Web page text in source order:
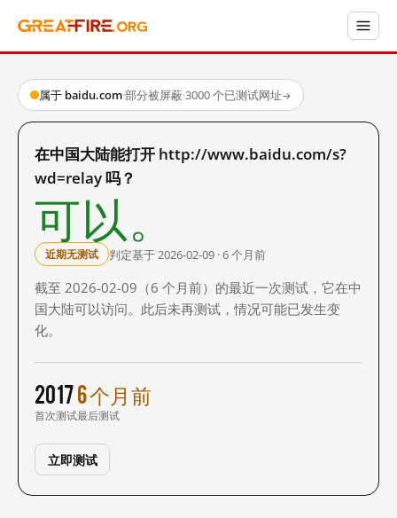
属于 baidu.com·部分被屏蔽·3000 个已测试网址→
在中国大陆能打开 http://www.baidu.com/s?
wd=relay 吗？
可以。
近期无测试 判定基于 2026-02-09 · 6 个月前
截至 2026-02-09（6 个月前）的最近一次测试，它在中
国大陆可以访问。此后未再测试，情况可能已发生变
化。
2017
首次测试
6 个月前
最后测试
立即测试